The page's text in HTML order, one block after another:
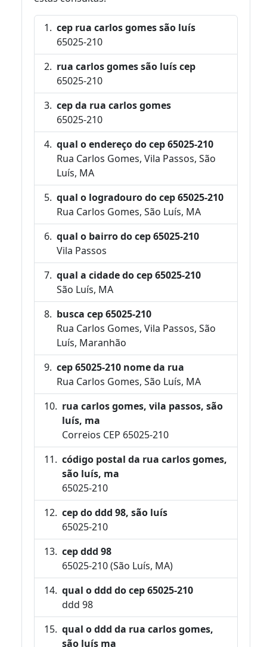
cep rua carlos gomes são luís
65025-210
rua carlos gomes são luís cep
65025-210
cep da rua carlos gomes
65025-210
qual o endereço do cep 65025-210
Rua Carlos Gomes, Vila Passos, São
Luís, MA
qual o logradouro do cep 65025-210
Rua Carlos Gomes, São Luís, MA
qual o bairro do cep 65025-210
Vila Passos
qual a cidade do cep 65025-210
São Luís, MA
busca cep 65025-210
Rua Carlos Gomes, Vila Passos, São
Luís, Maranhão
cep 65025-210 nome da rua
Rua Carlos Gomes, São Luís, MA
rua carlos gomes, vila passos, são
luís, ma
Correios CEP 65025-210
código postal da rua carlos gomes,
são luís, ma
65025-210
cep do ddd 98, são luís
65025-210
cep ddd 98
65025-210 (São Luís, MA)
qual o ddd do cep 65025-210
ddd 98
qual o ddd da rua carlos gomes,
são luís ma